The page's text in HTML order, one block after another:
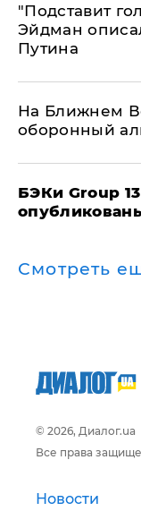
​"Подставит
Эйдман
Путина
На Ближнем
оборонный
​БЭКи Group
Смотреть
© 2026, Диалог.ua
Все права
Новости